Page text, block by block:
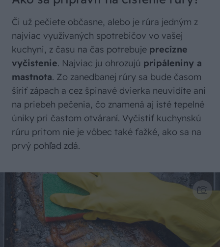
Či už pečiete občasne, alebo je rúra jedným z
najviac využívaných spotrebičov vo vašej
kuchyni, z času na čas potrebuje precízne
vyčistenie. Najviac ju ohrozujú pripáleniny a
mastnota. Zo zanedbanej rúry sa bude časom
šíriť zápach a cez špinavé dvierka neuvidíte ani
na priebeh pečenia, čo znamená aj isté tepelné
úniky pri častom otváraní. Vyčistiť kuchynskú
rúru pritom nie je vôbec také ťažké, ako sa na
prvý pohľad zdá.